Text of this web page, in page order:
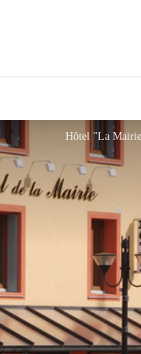
Hôtel "La